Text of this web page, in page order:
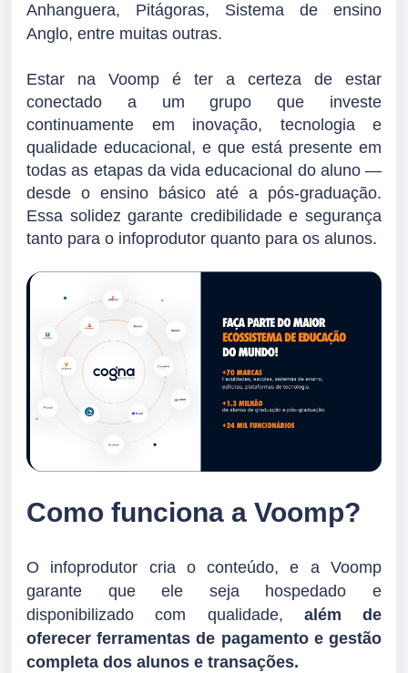
Anhanguera, Pitágoras, Sistema de ensino
Anglo, entre muitas outras.
Estar na Voomp é ter a certeza de estar
conectado a um grupo que investe
continuamente em inovação, tecnologia e
qualidade educacional, e que está presente em
todas as etapas da vida educacional do aluno —
desde o ensino básico até a pós-graduação.
Essa solidez garante credibilidade e segurança
tanto para o infoprodutor quanto para os alunos.
Como funciona a Voomp?
O infoprodutor cria o conteúdo, e a Voomp
garante que ele seja hospedado e
disponibilizado com qualidade, além de
oferecer ferramentas de pagamento e gestão
completa dos alunos e transações.